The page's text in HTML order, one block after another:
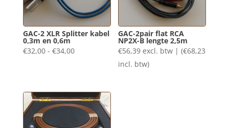
GAC-2 XLR Splitter kabel
0,3m en 0,6m
€32,00 - €34,00Prijsklasse:
€34,00
GAC-2pair flat RCA
NP2X-B lengte 2,5m
€56,39 excl. btw | (€68,23
incl. btw)